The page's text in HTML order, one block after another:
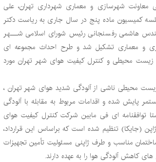
معاونت شهرسازی و معماری شهرداری تهران، علی
کمیسیون ماده پنج در سال جاری به ریاست دکتر
هاشمی رفسنجانی رئیس شورای اسلامی شـــهر
و معماری تشکیل شد و طرح احداث مجموعه ای
محیطی و کنترل کیفیت هوای شهر تهران مورد
محیطی ناشی از آلودگی شدید هوای شهر تهران ،
پایش شده و اقدامات مربوط به مقابله با آلودگی
توافقنامه ای فی مابین شرکت کنترل کیفیت هوای
(جایکا) تنظیم شده است که براساس این قرارداد،
مناسب و طرف ژاپنی مسئولیت تأمین تجهیزات
کاهش آلودگی هوا را به عهده دارند.